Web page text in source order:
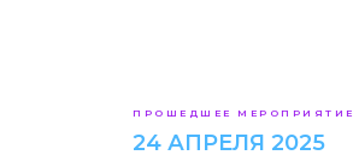
ПРОШЕДШЕЕ МЕРОПРИЯТИЕ
24 АПРЕЛЯ 2025